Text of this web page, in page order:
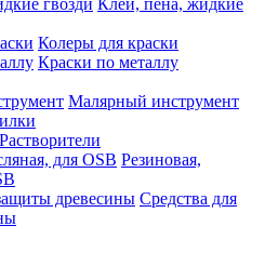
Клей, пена, жидкие
Колеры для краски
Краски по металлу
Малярный инструмент
Растворители
Резиновая,
Средства для